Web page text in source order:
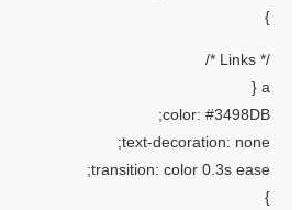
}
/* Links */
a {
color: #3498DB;
text-decoration: none;
transition: color 0.3s ease;
}